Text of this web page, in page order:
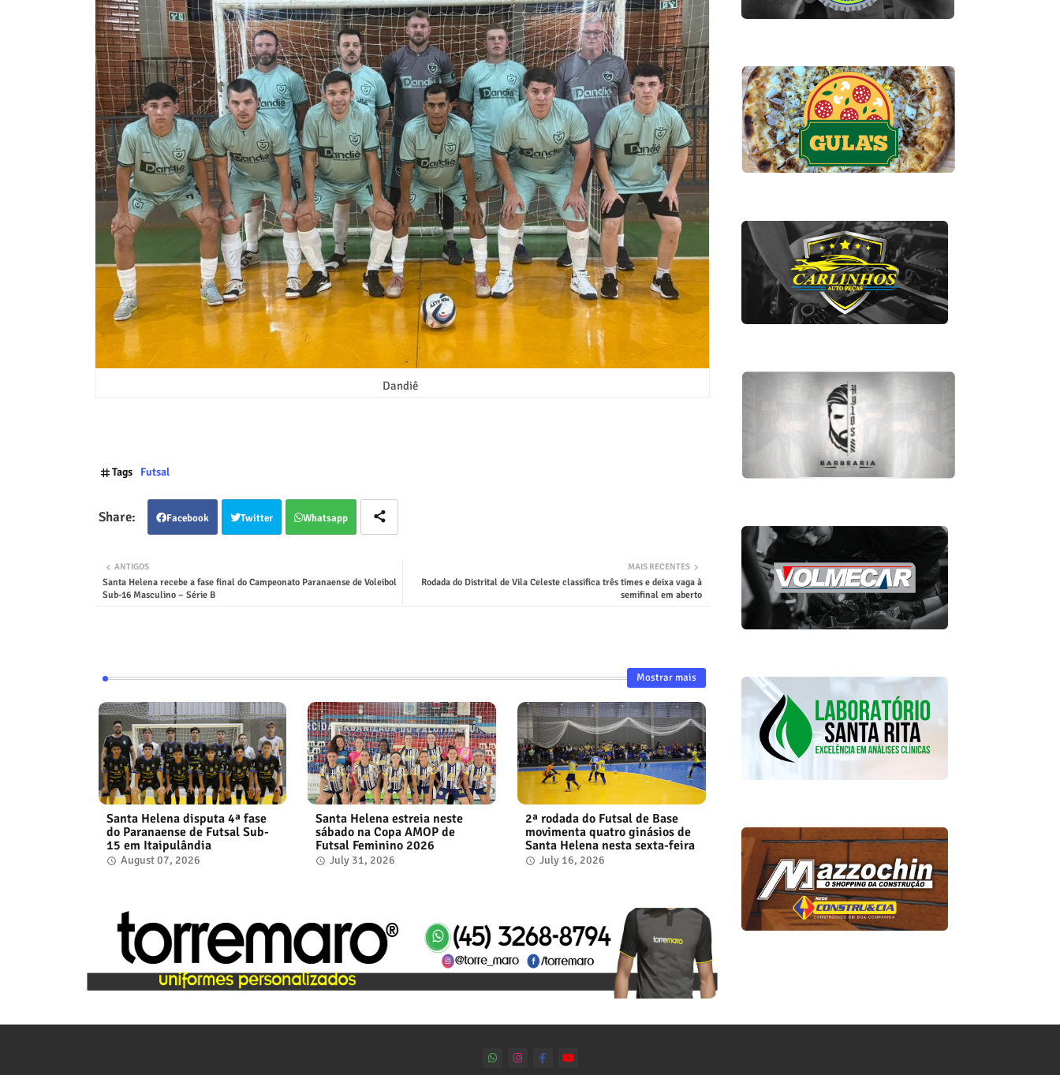
Dandiê
Tags Futsal
Facebook Twitter Whatsapp
MAIS RECENTES
Rodada do Distrital de Vila Celeste classifica três times e deixa vaga à
semifinal em aberto
ANTIGOS
Santa Helena recebe a fase final do Campeonato Paranaense de Voleibol
Sub-16 Masculino – Série B
Mostrar mais
Santa Helena disputa 4ª fase
do Paranaense de Futsal Sub-
15 em Itaipulândia
August 07, 2026
Santa Helena estreia neste
sábado na Copa AMOP de
Futsal Feminino 2026
July 31, 2026
2ª rodada do Futsal de Base
movimenta quatro ginásios de
Santa Helena nesta sexta-feira
July 16, 2026